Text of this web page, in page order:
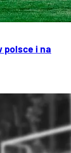
polsce i na